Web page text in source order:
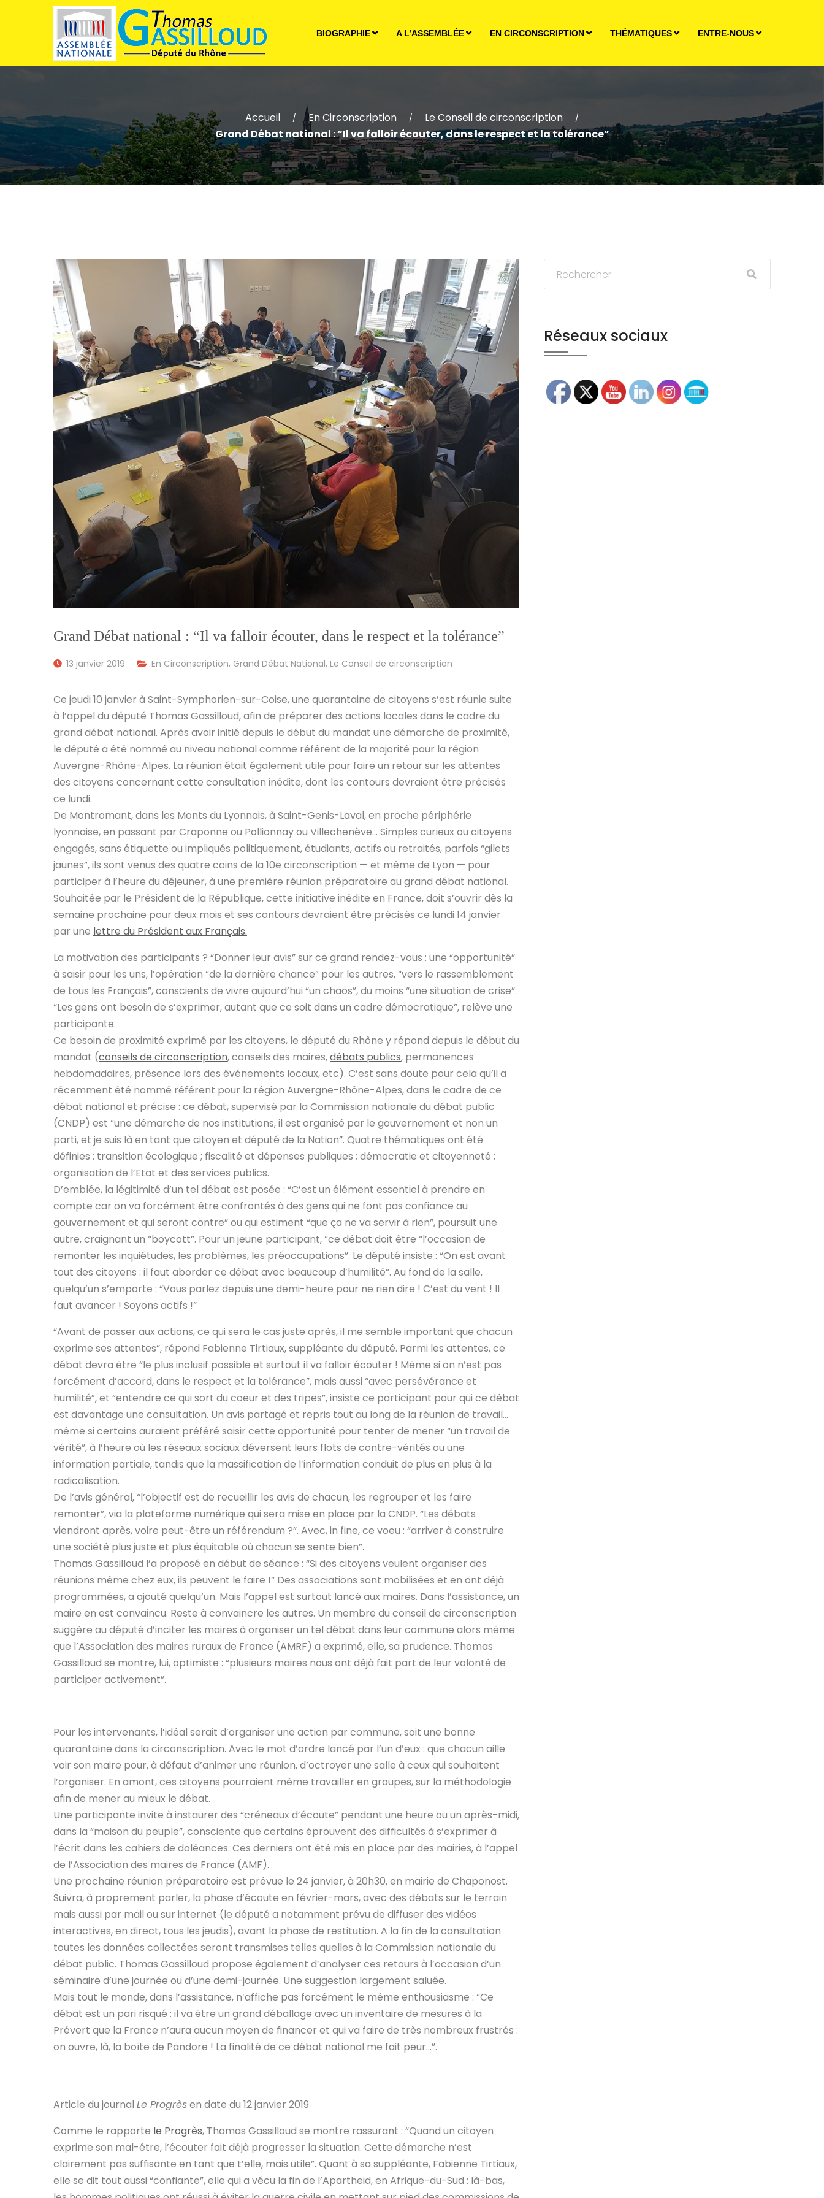
BIOGRAPHIE A L’ASSEMBLÉE EN CIRCONSCRIPTION THÉMATIQUES ENTRE-NOUS
Accueil / En Circonscription / Le Conseil de circonscription /
Grand Débat national : “Il va falloir écouter, dans le respect et la tolérance”
Grand Débat national : “Il va falloir écouter, dans le respect et la tolérance”
13 janvier 2019 En Circonscription, Grand Débat National, Le Conseil de circonscription
Ce jeudi 10 janvier à Saint-Symphorien-sur-Coise,une quarantaine de citoyens s’est réunie suite
à l’appel du député Thomas Gassilloud,afin de préparer des actions locales dans le cadre du
grand débat national. Après avoir initié depuis le début du mandat une démarche de proximité,
le député a été nommé au niveau national comme référent de la majorité pour la région
Auvergne-Rhône-Alpes. La réunion était également utile pour faire un retour sur les attentes
des citoyens concernant cette consultation inédite, dont les contours devraient être précisés
ce lundi.
De Montromant, dans les Monts du Lyonnais, à Saint-Genis-Laval, en proche périphérie
lyonnaise, en passant par Craponne ou Pollionnay ou Villechenève… Simples curieux ou citoyens
engagés, sans étiquette ou impliqués politiquement, étudiants, actifs ou retraités, parfois “gilets
jaunes”, ils sont venus des quatre coins de la 10e circonscription — et même de Lyon — pour
participer à l’heure du déjeuner, à une première réunion préparatoire au grand débat national.
Souhaitée par le Président de la République, cette initiative inédite en France, doit s’ouvrir dès la
semaine prochaine pour deux mois et ses contours devraient être précisés ce lundi 14 janvier
par une lettre du Président aux Français.
La motivation des participants ? “Donner leur avis” sur ce grand rendez-vous : une “opportunité”
à saisir pour les uns, l’opération “de la dernière chance” pour les autres, “vers le rassemblement
de tous les Français”, conscients de vivre aujourd’hui “un chaos”, du moins “une situation de crise”.
“Les gens ont besoin de s’exprimer, autant que ce soit dans un cadre démocratique”, relève une
participante.
Ce besoin de proximité exprimé par les citoyens, le député du Rhône y répond depuis le début du
mandat (conseils de circonscription, conseils des maires,débats publics, permanences
hebdomadaires, présence lors des événements locaux, etc). C’est sans doute pour cela qu’il a
récemment été nommé référent pour la région Auvergne-Rhône-Alpes, dans le cadre de ce
débat national et précise : ce débat, supervisé par la Commission nationale du débat public
(CNDP) est “une démarche de nos institutions, il est organisé par le gouvernement et non un
parti, et je suis là en tant que citoyen et député de la Nation”. Quatre thématiques ont été
définies : transition écologique ; fiscalité et dépenses publiques ; démocratie et citoyenneté ;
organisation de l’Etat et des services publics.
D’emblée, la légitimité d’un tel débat est posée : “C’est un élément essentiel à prendre en
compte car on va forcément être confrontés à des gens qui ne font pas confiance au
gouvernement et qui seront contre” ou qui estiment “que ça ne va servir à rien”, poursuit une
autre, craignant un “boycott”. Pour un jeune participant, “ce débat doit être “l’occasion de
remonter les inquiétudes, les problèmes, les préoccupations”. Le député insiste : “On est avant
tout des citoyens : il faut aborder ce débat avec beaucoup d’humilité”. Au fond de la salle,
quelqu’un s’emporte : “Vous parlez depuis une demi-heure pour ne rien dire ! C’est du vent ! Il
faut avancer ! Soyons actifs !”
“Avant de passer aux actions, ce qui sera le cas juste après, il me semble important que chacun
exprime ses attentes”, répond Fabienne Tirtiaux, suppléante du député. Parmi les attentes, ce
débat devra être “le plus inclusif possible et surtout il va falloir écouter ! Même si on n’est pas
forcément d’accord, dans le respect et la tolérance”, mais aussi “avec persévérance et
humilité”, et “entendre ce qui sort du coeur et des tripes”, insiste ce participant pour qui ce débat
est davantage une consultation. Un avis partagé et repris tout au long de la réunion de travail…
même si certains auraient préféré saisir cette opportunité pour tenter de mener “un travail de
vérité”, à l’heure où les réseaux sociaux déversent leurs flots de contre-vérités ou une
information partiale, tandis que la massification de l’information conduit de plus en plus à la
radicalisation.
De l’avis général, “l’objectif est de recueillir les avis de chacun, les regrouper et les faire
remonter”, via la plateforme numérique qui sera mise en place par la CNDP. “Les débats
viendront après, voire peut-être un référendum ?”. Avec, in fine, ce voeu : “arriver à construire
une société plus juste et plus équitable où chacun se sente bien”.
Thomas Gassilloud l’a proposé en début de séance : “Si des citoyens veulent organiser des
réunions même chez eux, ils peuvent le faire !” Des associations sont mobilisées et en ont déjà
programmées, a ajouté quelqu’un. Mais l’appel est surtout lancé aux maires. Dans l’assistance, un
maire en est convaincu. Reste à convaincre les autres. Un membre du conseil de circonscription
suggère au député d’inciter les maires à organiser un tel débat dans leur commune alors même
que l’Association des maires ruraux de France (AMRF) a exprimé, elle, sa prudence. Thomas
Gassilloud se montre, lui, optimiste : “plusieurs maires nous ont déjà fait part de leur volonté de
participer activement”.
Pour les intervenants, l’idéal serait d’organiser une action par commune, soit une bonne
quarantaine dans la circonscription. Avec le mot d’ordre lancé par l’un d’eux : que chacun aille
voir son maire pour, à défaut d’animer une réunion, d’octroyer une salle à ceux qui souhaitent
l’organiser. En amont, ces citoyens pourraient même travailler en groupes, sur la méthodologie
afin de mener au mieux le débat.
Une participante invite à instaurer des “créneaux d’écoute” pendant une heure ou un après-midi,
dans la “maison du peuple”, consciente que certains éprouvent des difficultés à s’exprimer à
l’écrit dans les cahiers de doléances. Ces derniers ont été mis en place par des mairies, à l’appel
de l’Association des maires de France (AMF).
Une prochaine réunion préparatoire est prévue le 24 janvier, à 20h30, en mairie de Chaponost.
Suivra, à proprement parler, la phase d’écoute en février-mars, avec des débats sur le terrain
mais aussi par mail ou sur internet (le député a notamment prévu de diffuser des vidéos
interactives, en direct, tous les jeudis), avant la phase de restitution. A la fin de la consultation
toutes les données collectées seront transmises telles quelles à la Commission nationale du
débat public. Thomas Gassilloud propose également d’analyser ces retours à l’occasion d’un
séminaire d’une journée ou d’une demi-journée. Une suggestion largement saluée.
Mais tout le monde, dans l’assistance, n’affiche pas forcément le même enthousiasme : “Ce
débat est un pari risqué : il va être un grand déballage avec un inventaire de mesures à la
Prévert que la France n’aura aucun moyen de financer et qui va faire de très nombreux frustrés :
on ouvre, là, la boîte de Pandore ! La finalité de ce débat national me fait peur…”.
Article du journal Le Progrèsen date du 12 janvier 2019
Comme le rapporte le Progrès, Thomas Gassilloud se montre rassurant : “Quand un citoyen
exprime son mal-être, l’écouter fait déjà progresser la situation. Cette démarche n’est
clairement pas suffisante en tant que t’elle, mais utile”. Quant à sa suppléante, Fabienne Tirtiaux,
elle se dit tout aussi “confiante”, elle qui a vécu la fin de l’Apartheid, en Afrique-du-Sud : là-bas,
Réseaux sociaux